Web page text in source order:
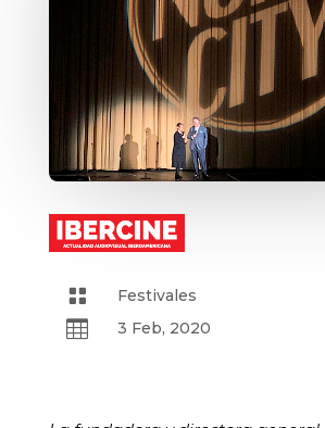
 Festivales
 3 Feb, 2020